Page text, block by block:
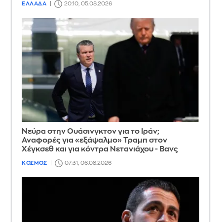
ΕΛΛΑΔΑ 20:10, 05.08.2026
Νεύρα στην Ουάσινγκτον για το Ιράν;
Αναφορές για «εξάψαλμο» Τραμπ στον
Χέγκσεθ και για κόντρα Νετανιάχου - Βανς
ΚΟΣΜΟΣ 07:31, 06.08.2026